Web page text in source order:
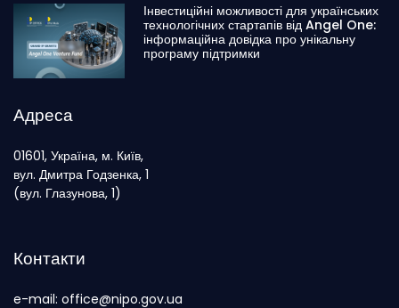
Інвестиційні можливості для українських
технологічних стартапів від Angel One:
інформаційна довідка про унікальну
програму підтримки
Адреса
01601, Україна, м. Київ,
вул. Дмитра Годзенка, 1
(вул. Глазунова, 1)
Контакти
e-mail: office@nipo.gov.ua